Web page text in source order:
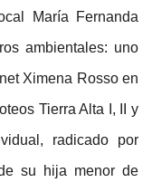
María Fernanda
ambientales: uno
Ximena Rosso en
Tierra Alta I, II y
radicado por
su hija menor de